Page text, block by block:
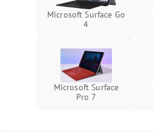
Microsoft Surface Go
4
Microsoft Surface
Pro 7